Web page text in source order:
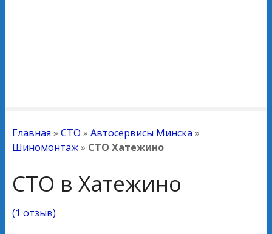
Главная » СТО » Автосервисы Минска »
Шиномонтаж» СТО Хатежино
СТО в Хатежино
(1 отзыв)